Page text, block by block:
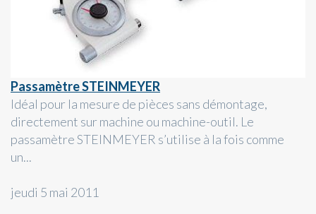
Passamètre STEINMEYER
Idéal pour la mesure de pièces sans démontage,
directement sur machine ou machine-outil. Le
passamètre STEINMEYER s’utilise à la fois comme
un...
jeudi 5 mai 2011